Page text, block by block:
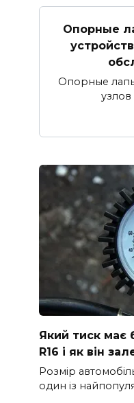
Опорные
Опорные
Який тиск має
R16 і як він
Розмір
один із